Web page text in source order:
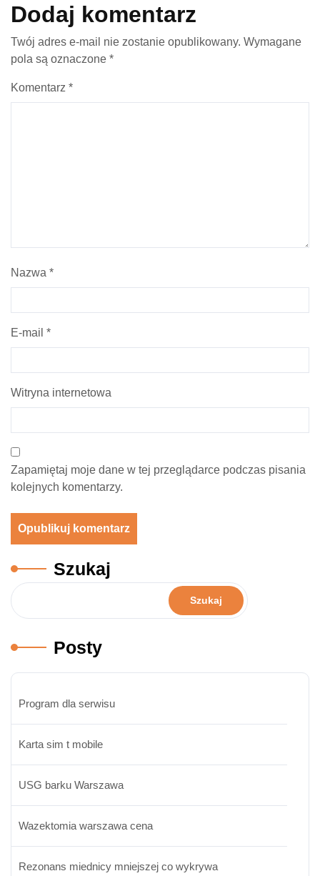
Dodaj komentarz
Twój adres e-mail nie zostanie opublikowany. Wymagane
pola są oznaczone *
Komentarz *
Nazwa *
E-mail *
Witryna internetowa
Zapamiętaj moje dane w tej przeglądarce podczas pisania
kolejnych komentarzy.
Szukaj
Szukaj
Posty
Program dla serwisu
Karta sim t mobile
USG barku Warszawa
Wazektomia warszawa cena
Rezonans miednicy mniejszej co wykrywa